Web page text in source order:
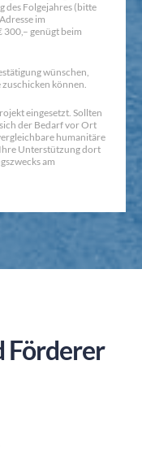
des Folgejahres (bitte
im
genügt beim
wünschen,
können.
eingesetzt. Sollten
der Bedarf vor Ort
humanitäre
Unterstützung dort
am
Förderer